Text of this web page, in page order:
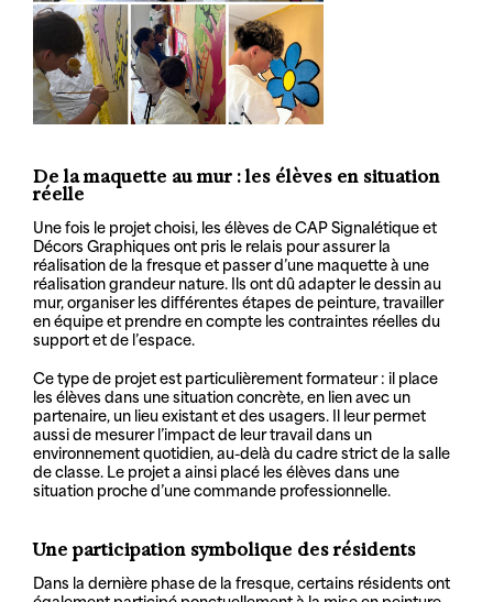
De la maquette au mur : les élèves en situation
réelle
Une fois le projet choisi, les élèves de CAP Signalétique et
Décors Graphiques ont pris le relais pour assurer la
réalisation de la fresque et passer d’une maquette à une
réalisation grandeur nature. Ils ont dû adapter le dessin au
mur, organiser les différentes étapes de peinture, travailler
en équipe et prendre en compte les contraintes réelles du
support et de l’espace.
Ce type de projet est particulièrement formateur : il place
les élèves dans une situation concrète, en lien avec un
partenaire, un lieu existant et des usagers. Il leur permet
aussi de mesurer l’impact de leur travail dans un
environnement quotidien, au-delà du cadre strict de la salle
de classe. Le projet a ainsi placé les élèves dans une
situation proche d’une commande professionnelle.
Une participation symbolique des résidents
Dans la dernière phase de la fresque, certains résidents ont